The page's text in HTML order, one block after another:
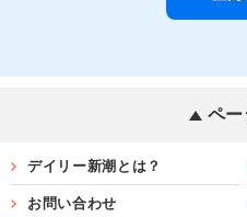
ペ
デイリー新潮とは？
お問い合わせ